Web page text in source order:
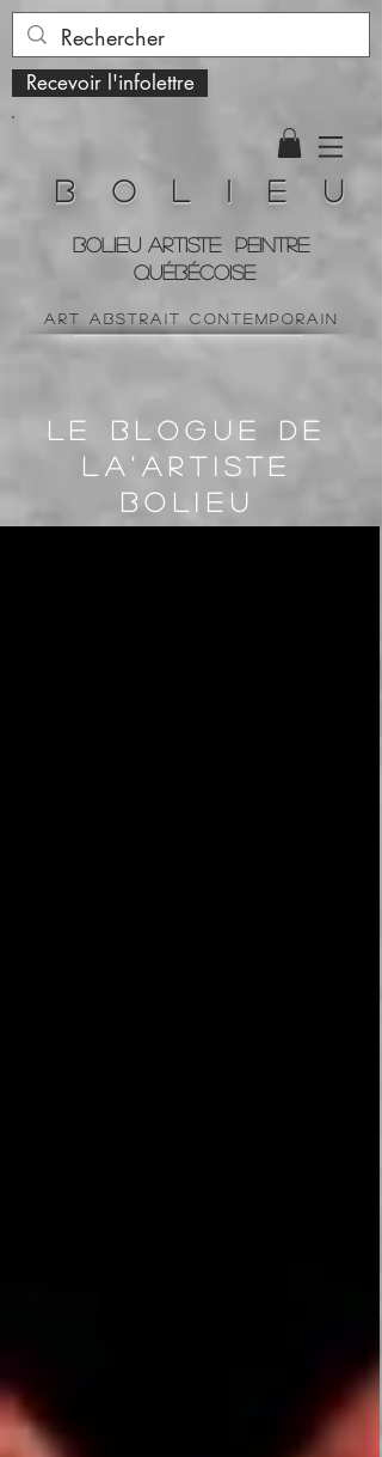
Recevoir l'infolettre
B o l i e u
BOLIEU ARTiste peintre
QUÉBÉCOISe
art ABSTRAIT contemporain
LE BLOGUE DE
LA'ARTISTE
BOLIEU